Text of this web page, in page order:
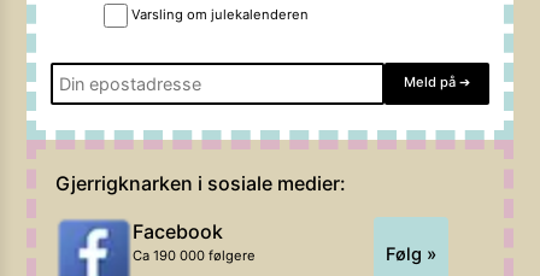
Varsling om julekalenderen
Meld på ➔
Gjerrigknarken i sosiale medier:
Facebook
Ca 190 000 følgere Følg »